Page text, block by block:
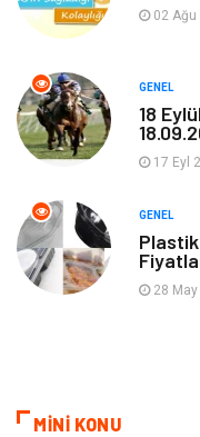
Makine
Güzellik & Bakım
Organizasyon
Hizmet
Aksesuar
02 Ağu
GENEL
18
17 Eyl
GENEL
28 May
MİNİ KONU